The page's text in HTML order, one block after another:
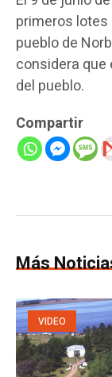
primeros
pueblo de
considera
del pueblo.
Compartir
Más
VIDEO